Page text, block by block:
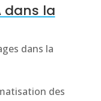
dans la
dans la
des